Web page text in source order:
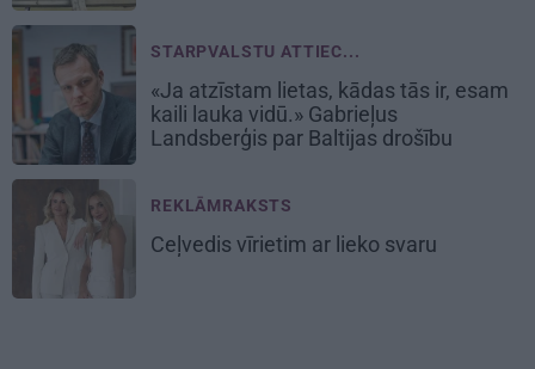
STARPVALSTU ATTIEC...
«Ja atzīstam lietas, kādas tās ir, esam
kaili lauka vidū.» Gabrieļus
Landsberģis par Baltijas drošību
REKLĀMRAKSTS
Ceļvedis vīrietim ar lieko svaru